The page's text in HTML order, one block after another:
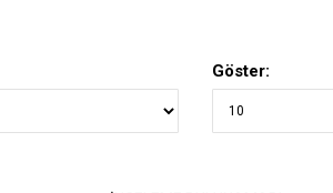
Göster: